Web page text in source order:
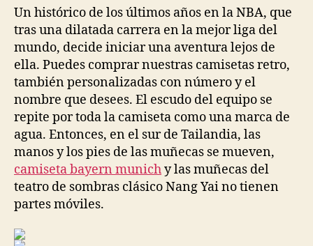
entrada
entrada
Un histórico de los últimos años en la NBA, que
tras una dilatada carrera en la mejor liga del
mundo, decide iniciar una aventura lejos de
ella. Puedes comprar nuestras camisetas retro,
también personalizadas con número y el
nombre que desees. El escudo del equipo se
repite por toda la camiseta como una marca de
agua. Entonces, en el sur de Tailandia, las
manos y los pies de las muñecas se mueven,
camiseta bayern munichy las muñecas del
teatro de sombras clásico Nang Yai no tienen
partes móviles.